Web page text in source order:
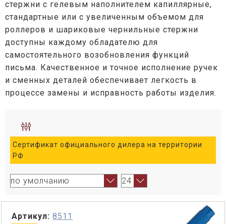
стержни с гелевым наполнителем капиллярные,
стандартные или с увеличенным объемом для
роллеров и шариковые чернильные стержни
доступны каждому обладателю для
самостоятельного возобновления функций
письма. Качественное и точное исполнение ручек
и сменных деталей обеспечивает легкость в
процессе замены и исправность работы изделия.
Сертификат официального дилера на территории
РФ
Артикул: 8511